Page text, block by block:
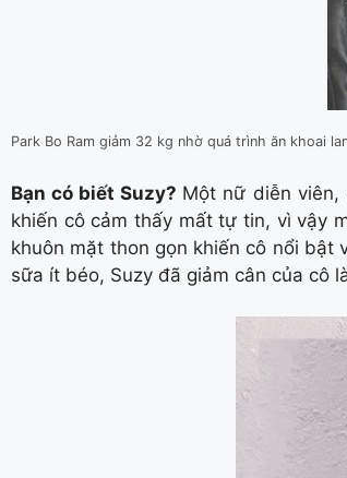
Park Bo Ram giảm 32 kg nhờ quá trình ăn khoai
Bạn có biết Suzy? Một nữ diễn viên,
khiến cô cảm thấy mất tự tin, vì vậy
khuôn mặt thon gọn khiến cô nổi bật
sữa ít béo, Suzy đã giảm cân của cô